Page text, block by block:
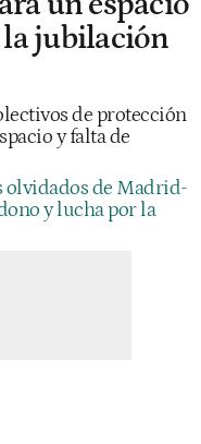
jubilación
de protección
y falta de
olvidados de Madrid-
y lucha por la